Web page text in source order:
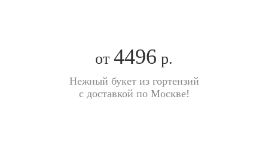
от 4496 р.
Нежный букет из гортензий
с доставкой по Москве!